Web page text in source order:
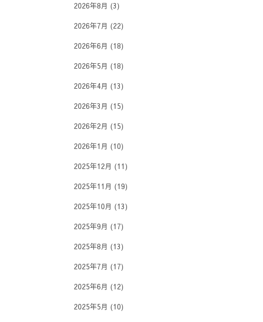
2026年8月 (3)
2026年7月 (22)
2026年6月 (18)
2026年5月 (18)
2026年4月 (13)
2026年3月 (15)
2026年2月 (15)
2026年1月 (10)
2025年12月 (11)
2025年11月 (19)
2025年10月 (13)
2025年9月 (17)
2025年8月 (13)
2025年7月 (17)
2025年6月 (12)
2025年5月 (10)